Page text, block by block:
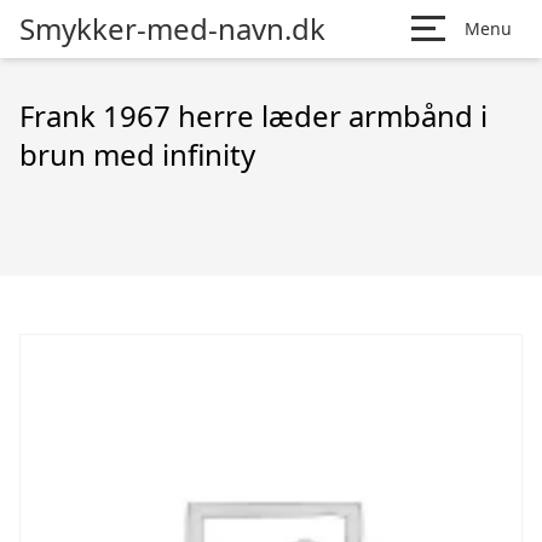
Smykker-med-navn.dk Menu
Frank 1967 herre læder armbånd i
brun med infinity